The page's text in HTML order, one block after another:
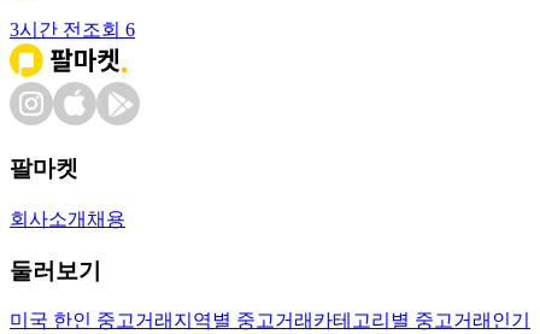
3시간 전 조회 6
팔마켓
회사소개 채용
둘러보기
미국 한인 중고거래 지역별 중고거래 카테고리별 중고거래 인기